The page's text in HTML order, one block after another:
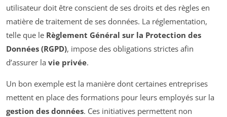
utilisateur doit être conscient de ses droits et des règles en
matière de traitement de ses données. La réglementation,
telle que le Règlement Général sur la Protection des
Données (RGPD), impose des obligations strictes afin
d’assurer la vie privée.
Un bon exemple est la manière dont certaines entreprises
mettent en place des formations pour leurs employés sur la
gestion des données. Ces initiatives permettent non